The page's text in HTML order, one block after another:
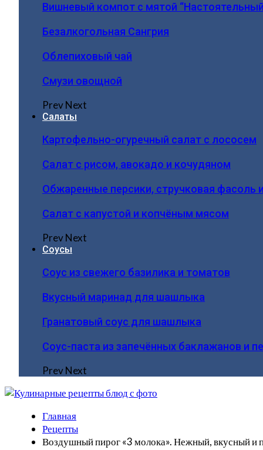
Вишневый компот с мятой
Безалкогольная Сангрия
Облепиховый чай
Смузи овощной
PrevNext
Салаты
Картофельно-огуречный салат с лососем
Салат с рисом, авокадо и кочудяном
Обжаренные персики, стручковая фасоль
Салат с капустой и копчёным мясом
PrevNext
Соусы
Соус из свежего базилика и томатов
Вкусный маринад для шашлыка
Гранатовый соус для шашлыка
Соус-паста из запечённых баклажанов и
PrevNext
Главная
Рецепты
Воздушный пирог «3 молока». Нежный, вкусный и